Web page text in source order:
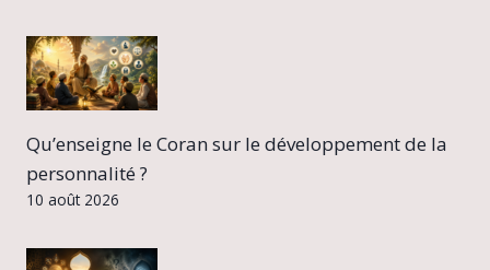
Qu’enseigne le Coran sur le développement de la
personnalité ?
10 août 2026